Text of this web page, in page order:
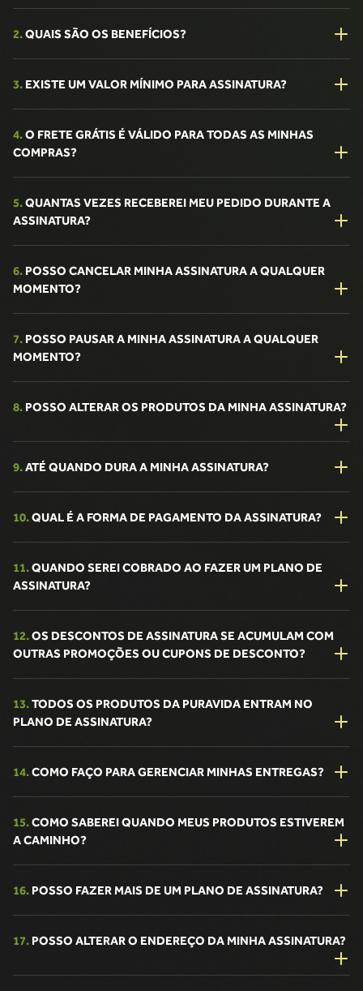
2.QUAIS SÃO OS BENEFÍCIOS?
3. EXISTE UM VALOR MÍNIMO PARA ASSINATURA?
4.O FRETE GRÁTIS É VÁLIDO PARA TODAS AS MINHAS
COMPRAS?
5.QUANTAS VEZES RECEBEREI MEU PEDIDO DURANTE A
ASSINATURA?
6. POSSO CANCELAR MINHA ASSINATURA A QUALQUER
MOMENTO?
7. POSSO PAUSAR A MINHA ASSINATURA A QUALQUER
MOMENTO?
8. POSSO ALTERAR OS PRODUTOS DA MINHA ASSINATURA?
9.ATÉ QUANDO DURA A MINHA ASSINATURA?
10.QUAL É A FORMA DE PAGAMENTO DA ASSINATURA?
11.QUANDO SEREI COBRADO AO FAZER UM PLANO DE
ASSINATURA?
12.OS DESCONTOS DE ASSINATURA SE ACUMULAM COM
OUTRAS PROMOÇÕES OU CUPONS DE DESCONTO?
13.TODOS OS PRODUTOS DA PURAVIDA ENTRAM NO
PLANO DE ASSINATURA?
14.COMO FAÇO PARA GERENCIAR MINHAS ENTREGAS?
15.COMO SABEREI QUANDO MEUS PRODUTOS ESTIVEREM
A CAMINHO?
16. POSSO FAZER MAIS DE UM PLANO DE ASSINATURA?
17. POSSO ALTERAR O ENDEREÇO DA MINHA ASSINATURA?